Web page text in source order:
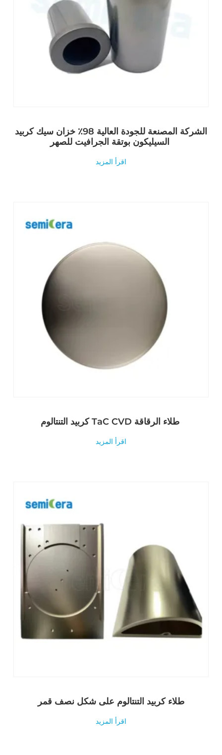
الشركة المصنعة للجودة العالية 98٪ خزان سيك كربيد
اقرأ المزيد
كربيد التنتالوم TaC CVD طلاء الرقاقة
اقرأ المزيد
طلاء كربيد التنتالوم على شكل نصف قمر
اقرأ المزيد